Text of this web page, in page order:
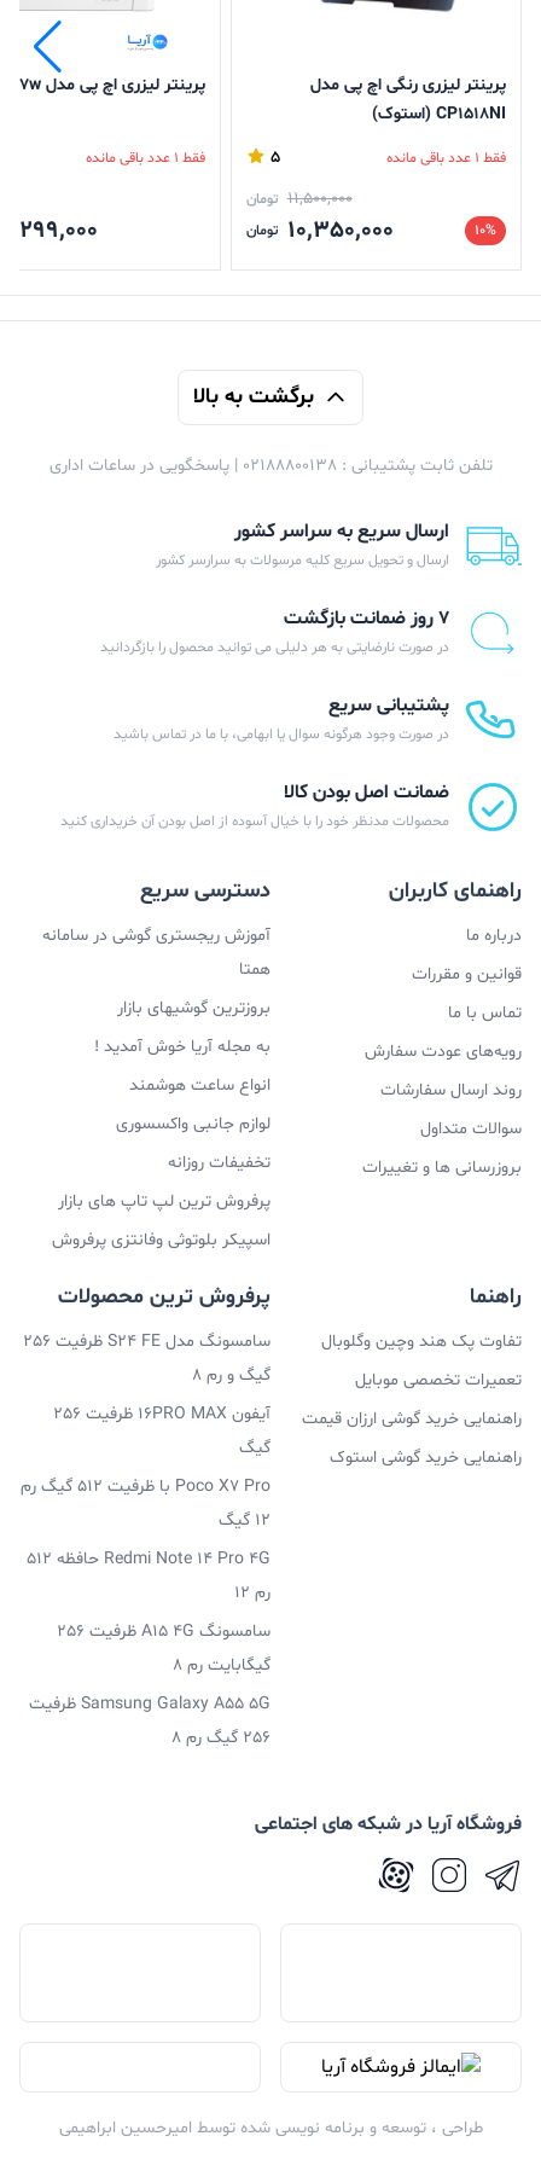
ارتباط بگیرید.
پرینتر لیزری رنگی اچ پی مدل
CP1518NI (استوک)
فقط 1 عدد باقی مانده
5
11,500,000 تومان
10%
10,350,000 تومان
پرینتر لیزری اچ پی مدل Laser 107w
فقط 1 عدد باقی مانده
برگشت به بالا
تلفن ثابت پشتیبانی : 02188800138 | پاسخگویی در ساعات اداری
ارسال سریع به سراسر کشور
ارسال و تحویل سریع کلیه مرسولات به سرارسر کشور
۷ روز ضمانت بازگشت
در صورت نارضایتی به هر دلیلی می توانید محصول را بازگردانید
پشتیبانی سریع
در صورت وجود هرگونه سوال یا ابهامی، با ما در تماس باشید
ضمانت اصل بودن کالا
محصولات مدنظر خود را با خیال آسوده از اصل بودن آن خریداری کنید
راهنمای کاربران
درباره ما
قوانین و مقررات
تماس با ما
رویه‌های عودت سفارش
روند ارسال سفارشات
سوالات متداول
بروزرسانی ها و تغییرات
دسترسی سریع
آموزش ریجستری گوشی در سامانه
همتا
بروزترین گوشیهای بازار
به مجله آریا خوش آمدید !
انواع ساعت هوشمند
لوازم جانبی واکسسوری
تخفیفات روزانه
پرفروش ترین لپ تاپ های بازار
اسپیکر بلوتوثی وفانتزی پرفروش
راهنما
تفاوت پک هند وچین وگلوبال
تعمیرات تخصصی موبایل
راهنمایی خرید گوشی ارزان قیمت
راهنمایی خرید گوشی استوک
پرفروش ترین محصولات
سامسونگ مدل S24 FE ظرفیت 256
گیگ و رم 8
آیفون 16PRO MAX ظرفیت 256
گیگ
Poco X7 Pro با ظرفیت 512 گیگ رم
12 گیگ
Redmi Note 14 Pro 4G حافظه 512
رم 12
سامسونگ A15 4G ظرفیت 256
گیگابایت رم 8
Samsung Galaxy A55 5G ظرفیت
256 گیگ رم 8
فروشگاه آریا در شبکه های اجتماعی
طراحی ، توسعه و برنامه نویسی شده توسط امیرحسین ابراهیمی